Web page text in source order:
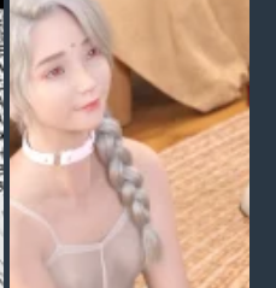
no Saimin Tanetsuke Oji-